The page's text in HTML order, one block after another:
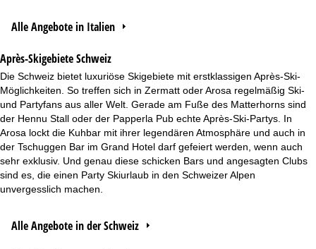
Alle Angebote in Italien
Après-Skigebiete Schweiz
Die Schweiz bietet luxuriöse Skigebiete mit erstklassigen Après-Ski-
Möglichkeiten. So treffen sich in Zermatt oder Arosa regelmäßig Ski-
und Partyfans aus aller Welt. Gerade am Fuße des Matterhorns sind
der Hennu Stall oder der Papperla Pub echte Après-Ski-Partys. In
Arosa lockt die Kuhbar mit ihrer legendären Atmosphäre und auch in
der Tschuggen Bar im Grand Hotel darf gefeiert werden, wenn auch
sehr exklusiv. Und genau diese schicken Bars und angesagten Clubs
sind es, die einen Party Skiurlaub in den Schweizer Alpen
unvergesslich machen.
Alle Angebote in der Schweiz